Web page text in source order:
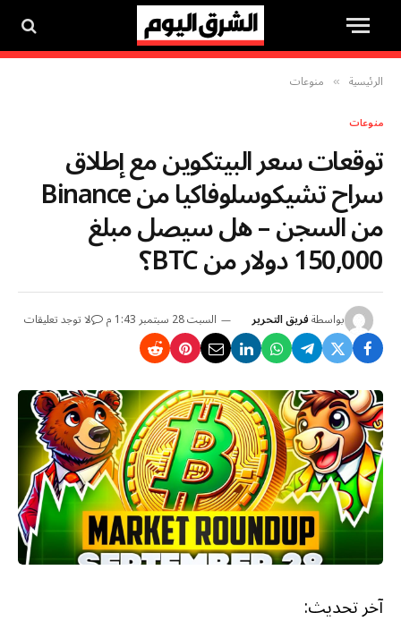
الرئيسية » منوعات
منوعات
توقعات سعر البيتكوين مع إطلاق
سراح تشيكوسلوفاكيا من Binance
من السجن – هل سيصل مبلغ
150,000 دولار من BTC؟
بواسطةفريق التحرير السبت 28 سبتمبر 1:43 م لا توجد تعليقات
آخر تحديث: